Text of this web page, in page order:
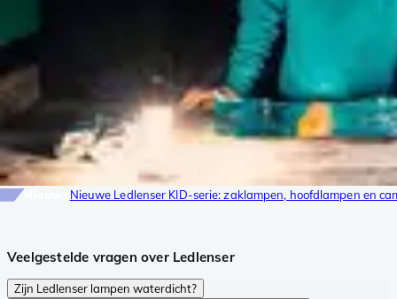
Nieuwe Ledlenser KID-serie: zaklampen, hoofdlampen en
Veelgestelde vragen over Ledlenser
Zijn Ledlenser lampen waterdicht?